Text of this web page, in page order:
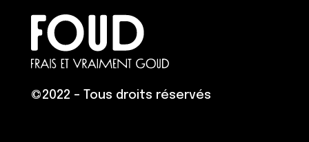
©2022 – Tous droits réservés